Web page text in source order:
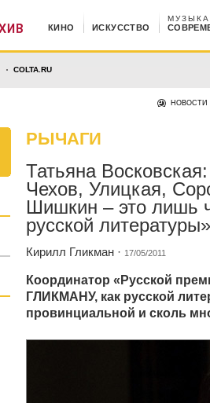
КИНО ИСКУССТВО
МУЗЫКА
COLTA.RU
НОВОСТИ
РЫЧАГИ
Татьяна
Чехов, Улицкая,
Шишкин – это лишь
русской литературы»
Кирилл Гликман · 17/05/2011
Координатор «Русской
ГЛИКМАНУ, как русской
провинциальной и сколь